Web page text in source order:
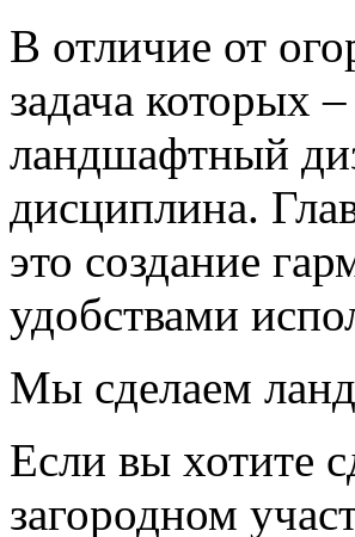
В отличие от
задача которых
ландшафтный
дисциплина.
это создание
удобствами
Мы сделаем
Если вы хотите
загородном